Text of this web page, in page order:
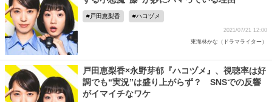
戸田恵梨香 ハコヅメ
2021/07/21 12:00
東海林かな（ドラマライター）
戸田恵梨香×永野芽郁『ハコヅメ』、視聴率は好
調でも“実況”は盛り上がらず？ SNSでの反響
がイマイチなワケ